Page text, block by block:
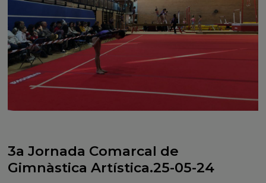
3a Jornada Comarcal de
Gimnàstica Artística.25-05-24